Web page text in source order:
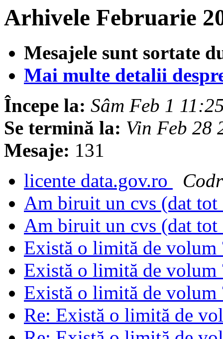
Arhivele Februarie
Mesajele sunt sortate
Mai multe detalii
Începe la: Sâm Feb 1
Se termină la: Vin Feb 28
Mesaje: 131
licente data.gov.ro
Am biruit un cvs (dat tot
Am biruit un cvs (dat tot
Există o limită de
Există o limită de
Există o limită de
Re: Există o limită de